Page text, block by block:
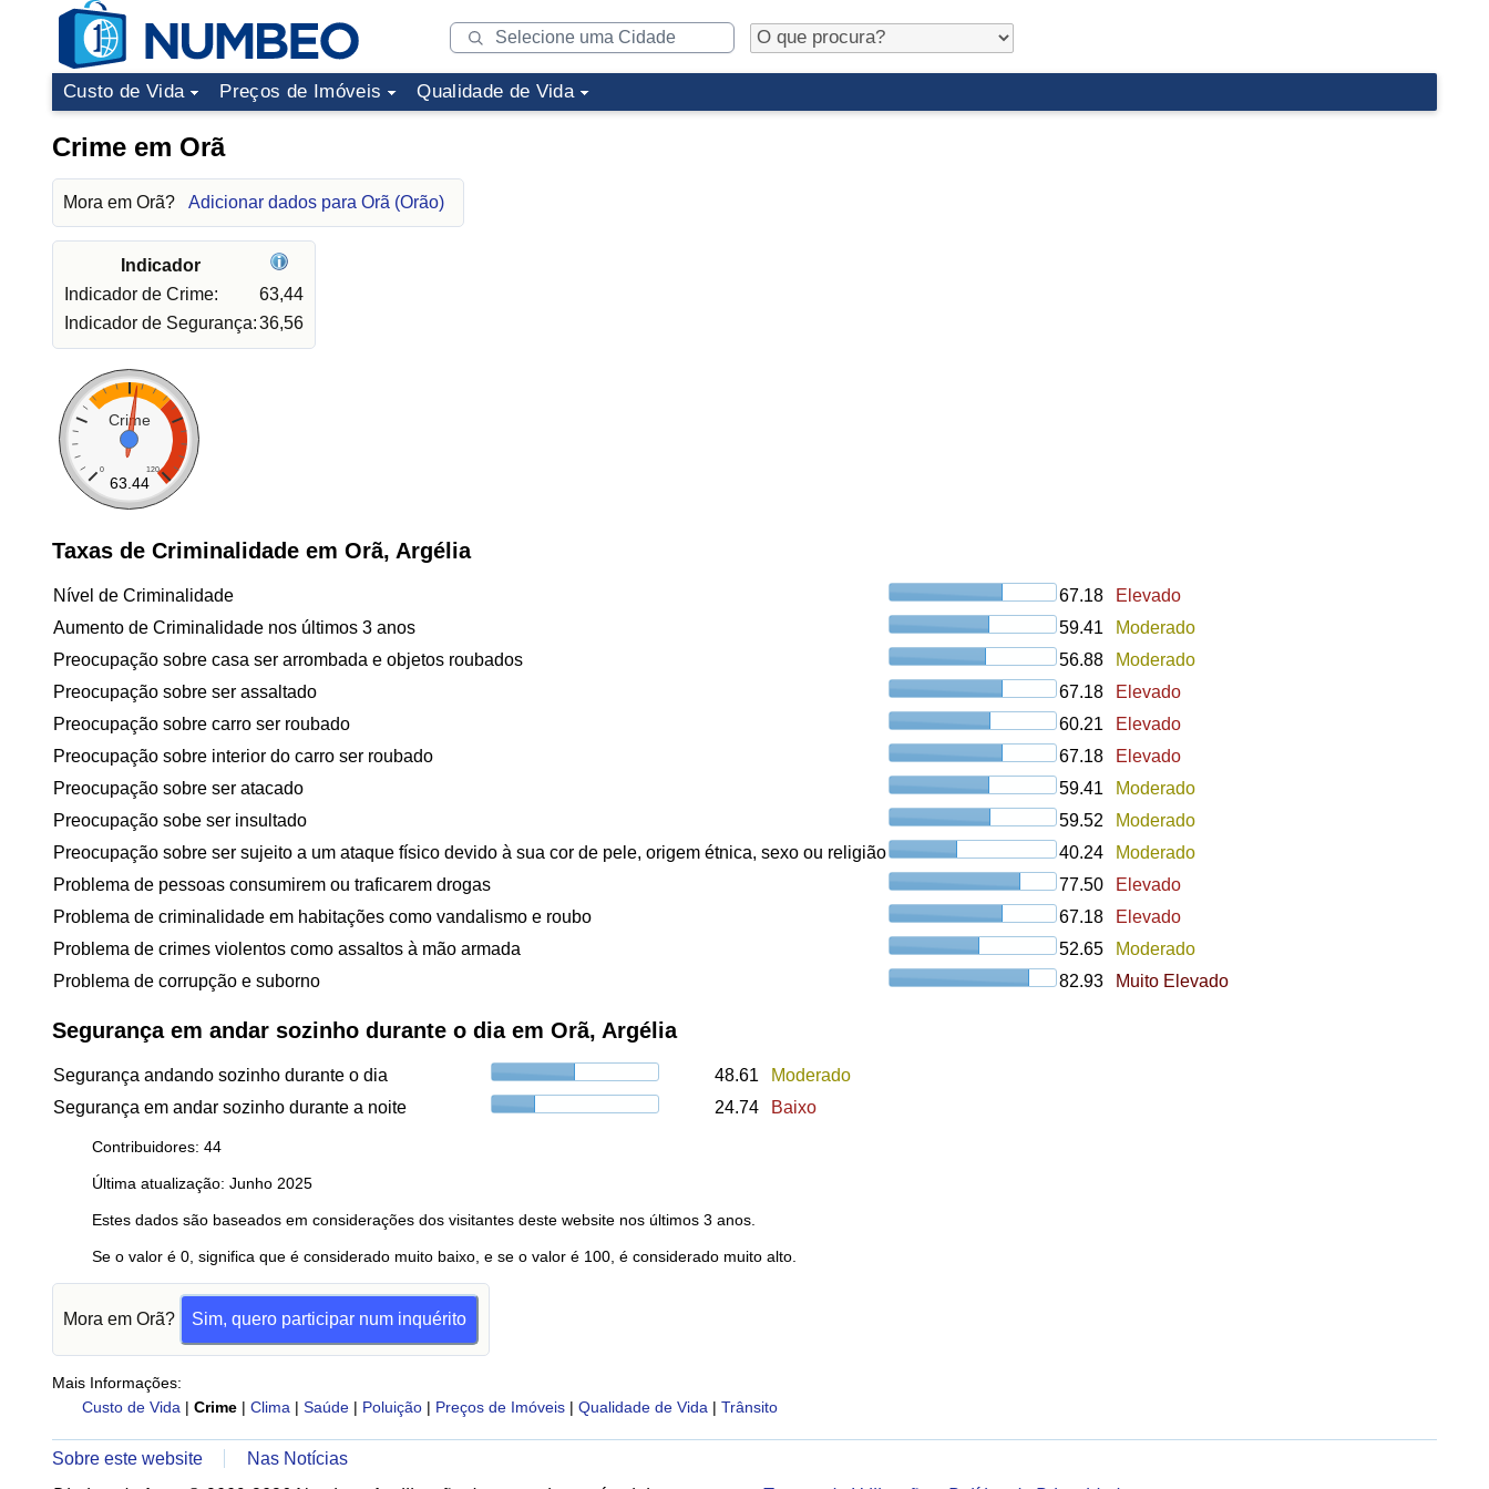
Custo de Vida Preços de Imóveis Qualidade de Vida
Crime em Orã
Mora em Orã? Adicionar dados para Orã (Orão)
Indicador
Indicador de Crime:
63,44
Indicador de Segurança:36,56
Crime
0 120
63.44
Taxas de Criminalidade em Orã, Argélia
Nível de Criminalidade 67.18
Elevado
Aumento de Criminalidade nos últimos 3 anos
59.41
Moderado
Preocupação sobre casa ser arrombada e objetos roubados
56.88
Moderado
Preocupação sobre ser assaltado
67.18
Elevado
Preocupação sobre carro ser roubado
60.21
Elevado
Preocupação sobre interior do carro ser roubado
67.18
Elevado
Preocupação sobre ser atacado
59.41
Moderado
Preocupação sobe ser insultado
59.52
Moderado
Preocupação sobre ser sujeito a um ataque físico devido à sua cor de pele, origem étnica, sexo ou religião
40.24
Moderado
Problema de pessoas consumirem ou traficarem drogas
77.50
Elevado
Problema de criminalidade em habitações como vandalismo e roubo
67.18
Elevado
Problema de crimes violentos como assaltos à mão armada
52.65
Moderado
Problema de corrupção e suborno
82.93 Muito Elevado
Segurança em andar sozinho durante o dia em Orã, Argélia
Segurança andando sozinho durante o dia 48.61
Moderado
Segurança em andar sozinho durante a noite
24.74 Baixo
Contribuidores: 44
Última atualização: Junho 2025
Estes dados são baseados em considerações dos visitantes deste website nos últimos 3 anos.
Se o valor é 0, significa que é considerado muito baixo, e se o valor é 100, é considerado muito alto.
Mora em Orã? Sim, quero participar num inquérito
Mais Informações:
Custo de Vida | Crime | Clima | Saúde | Poluição | Preços de Imóveis | Qualidade de Vida | Trânsito
Sobre este website
Nas Notícias